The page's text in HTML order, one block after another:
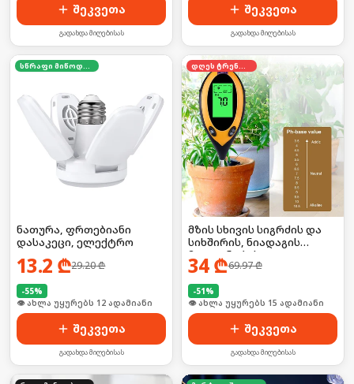
შეკვეთა
გადახდა მიღებისას
შეკვეთა
გადახდა მიღებისას
სწრაფი მიწოდება
ნათურა, ფრთებიანი
დასაკეცი, ელექტრო
13.2 ₾29.20₾
-55%
🛒 ბოლო 24სთ-ში იყიდა 21-მა
შეკვეთა
გადახდა მიღებისას
დღეს ტრენდში
მზის სხივის სიგრძის და
სიხშირის, ნიადაგის
მჟავიანობის,
ტემპერატურის საზომი
34₾69.97₾
-51%
🛒 ბოლო 24სთ-ში იყიდა 23-მა
შეკვეთა
გადახდა მიღებისას